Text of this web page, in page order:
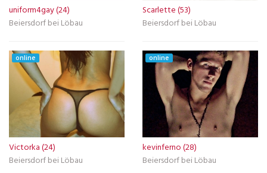
uniform4gay (24)
Beiersdorf bei Löbau
Scarlette (53)
Beiersdorf bei Löbau
online
Victorka (24)
Beiersdorf bei Löbau
online
kevinferno (28)
Beiersdorf bei Löbau